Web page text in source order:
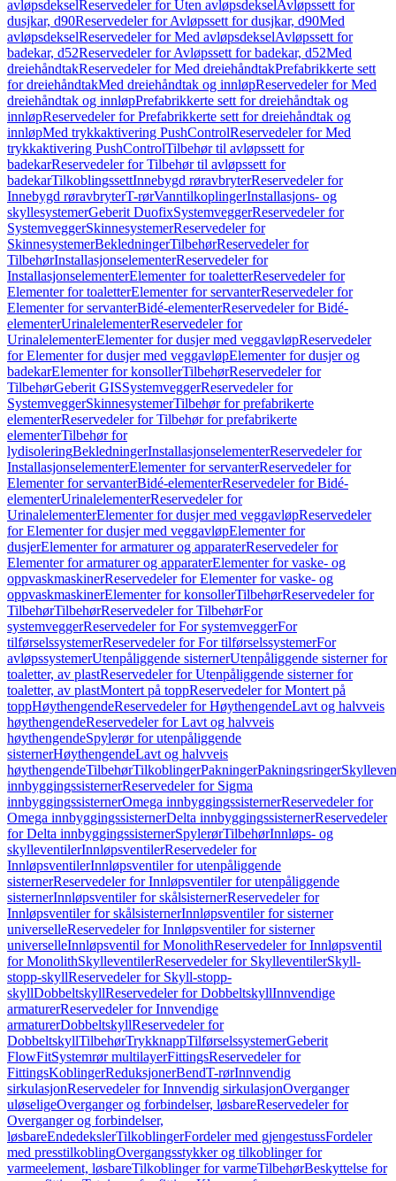
avløpsdekselReservedeler for Uten avløpsdekselAvløpssett for
dusjkar, d90Reservedeler for Avløpssett for dusjkar, d90Med
avløpsdekselReservedeler for Med avløpsdekselAvløpssett for
badekar, d52Reservedeler for Avløpssett for badekar, d52Med
dreiehåndtakReservedeler for Med dreiehåndtakPrefabrikkerte sett
for dreiehåndtakMed dreiehåndtak og innløpReservedeler for Med
dreiehåndtak og innløpPrefabrikkerte sett for dreiehåndtak og
innløpReservedeler for Prefabrikkerte sett for dreiehåndtak og
innløpMed trykkaktivering PushControlReservedeler for Med
trykkaktivering PushControlTilbehør til avløpssett for
badekarReservedeler for Tilbehør til avløpssett for
badekarTilkoblingssettInnebygd røravbryterReservedeler for
Innebygd røravbryterT-rørVanntilkoplingerInstallasjons- og
skyllesystemerGeberit DuofixSystemveggerReservedeler for
SystemveggerSkinnesystemerReservedeler for
SkinnesystemerBekledningerTilbehørReservedeler for
TilbehørInstallasjonselementerReservedeler for
InstallasjonselementerElementer for toaletterReservedeler for
Elementer for toaletterElementer for servanterReservedeler for
Elementer for servanterBidé-elementerReservedeler for Bidé-
elementerUrinalelementerReservedeler for
UrinalelementerElementer for dusjer med veggavløpReservedeler
for Elementer for dusjer med veggavløpElementer for dusjer og
badekarElementer for konsollerTilbehørReservedeler for
TilbehørGeberit GISSystemveggerReservedeler for
SystemveggerSkinnesystemerTilbehør for prefabrikerte
elementerReservedeler for Tilbehør for prefabrikerte
elementerTilbehør for
lydisoleringBekledningerInstallasjonselementerReservedeler for
InstallasjonselementerElementer for servanterReservedeler for
Elementer for servanterBidé-elementerReservedeler for Bidé-
elementerUrinalelementerReservedeler for
UrinalelementerElementer for dusjer med veggavløpReservedeler
for Elementer for dusjer med veggavløpElementer for
dusjerElementer for armaturer og apparaterReservedeler for
Elementer for armaturer og apparaterElementer for vaske- og
oppvaskmaskinerReservedeler for Elementer for vaske- og
oppvaskmaskinerElementer for konsollerTilbehørReservedeler for
TilbehørTilbehørReservedeler for TilbehørFor
systemveggerReservedeler for For systemveggerFor
tilførselssystemerReservedeler for For tilførselssystemerFor
avløpssystemerUtenpåliggende sisternerUtenpåliggende sisterner for
toaletter, av plastReservedeler for Utenpåliggende sisterner for
toaletter, av plastMontert på toppReservedeler for Montert på
toppHøythengendeReservedeler for HøythengendeLavt og halvveis
høythengendeReservedeler for Lavt og halvveis
høythengendeSpylerør for utenpåliggende
sisternerHøythengendeLavt og halvveis
høythengendeTilbehørTilkoblingerPakningerPakningsringer
innbyggingssisternerReservedeler for Sigma
innbyggingssisternerOmega innbyggingssisternerReservedeler for
Omega innbyggingssisternerDelta innbyggingssisternerReservedeler
for Delta innbyggingssisternerSpylerørTilbehørInnløps- og
skylleventilerInnløpsventilerReservedeler for
InnløpsventilerInnløpsventiler for utenpåliggende
sisternerReservedeler for Innløpsventiler for utenpåliggende
sisternerInnløpsventiler for skålsisternerReservedeler for
Innløpsventiler for skålsisternerInnløpsventiler for sisterner
universelleReservedeler for Innløpsventiler for sisterner
universelleInnløpsventil for MonolithReservedeler for Innløpsventil
for MonolithSkylleventilerReservedeler for SkylleventilerSkyll-
stopp-skyllReservedeler for Skyll-stopp-
skyllDobbeltskyllReservedeler for DobbeltskyllInnvendige
armaturerReservedeler for Innvendige
armaturerDobbeltskyllReservedeler for
DobbeltskyllTilbehørTrykknappTilførselssystemerGeberit
FlowFitSystemrør multilayerFittingsReservedeler for
FittingsKoblingerReduksjonerBendT-rørInnvendig
sirkulasjonReservedeler for Innvendig sirkulasjonOverganger
uløseligeOverganger og forbindelser, løsbareReservedeler for
Overganger og forbindelser,
løsbareEndedekslerTilkoblingerFordeler med gjengestussFordeler
med presstilkoblingOvergangsstykker og tilkoblinger for
varmeelement, løsbareTilkoblinger for varmeTilbehørBeskyttelse for